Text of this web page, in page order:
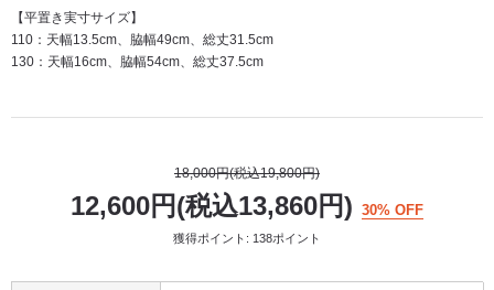
【平置き実寸サイズ】
110：天幅13.5cm、脇幅49cm、総丈31.5cm
130：天幅16cm、脇幅54cm、総丈37.5cm
18,000円(税込19,800円)
12,600円(税込13,860円) 30% OFF
獲得ポイント: 138ポイント